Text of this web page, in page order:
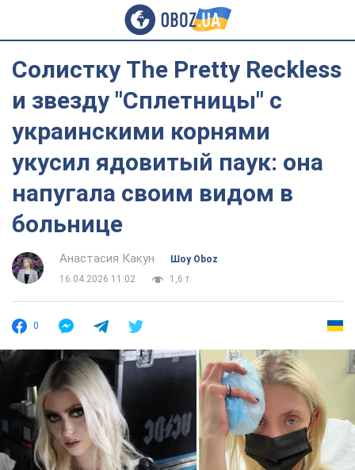
Солистку The Pretty Reckless
и звезду "Сплетницы" с
украинскими корнями
укусил ядовитый паук: она
напугала своим видом в
больнице
Анастасия Какун
Шоу Oboz
16.04.2026 11:02
1,6 т.
0